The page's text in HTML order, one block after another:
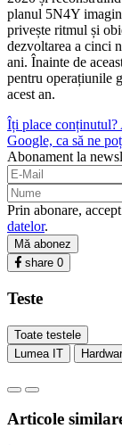
planul 5N4Y
privește ritmul și
dezvoltarea a cinci
ani. Înainte de
pentru operațiunile
acest an.
Îți place conținutul?
Google, ca să ne
Abonament la
Prin abonare, accept
datelor.
Mă abonez
share 0
Teste
Toate testele
Lumea IT
Articole